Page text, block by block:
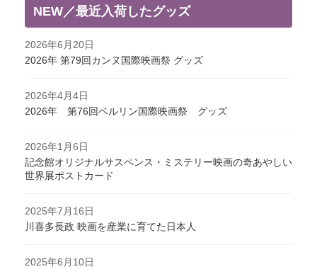
NEW／最近入荷したグッズ
2026年6月20日
2026年 第79回カンヌ国際映画祭 グッズ
2026年4月4日
2026年 第76回ベルリン国際映画祭 グッズ
2026年1月6日
記念館オリジナルサスペンス・ミステリー映画の奇あやしい
世界展ポストカード
2025年7月16日
川喜多長政 映画を産業に育てた日本人
2025年6月10日